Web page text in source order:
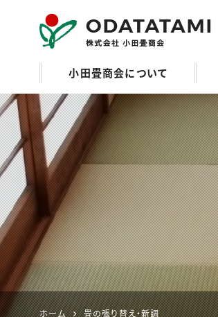
小田畳商会のご紹
介 | 畳の名工 小
畳商会
小田畳商会について
ホーム 畳の張り替え・新調